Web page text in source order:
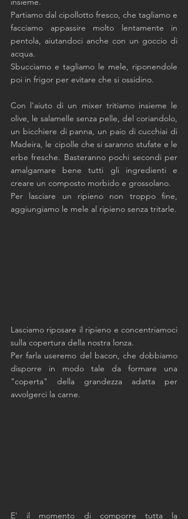
Partiamo dal cipollotto fresco, che tagliamo e
facciamo appassire molto lentamente in
pentola, aiutandoci anche con un goccio di
acqua.
Sbucciamo e tagliamo le mele, riponendole
poi in frigor per evitare che si ossidino.
Con l'aiuto di un mixer tritiamo insieme le
olive, le salamelle senza pelle, del coriandolo,
un bicchiere di panna, un paio di cucchiai di
Madeira, le cipolle che si saranno stufate e le
erbe fresche. Basteranno pochi secondi per
amalgamare bene tutti gli ingredienti e
creare un composto morbido e grossolano.
Per lasciare un ripieno non troppo fine,
Lasciamo riposare il ripieno e concentriamoci
sulla copertura della nostra lonza.
Per farla useremo del bacon, che dobbiamo
disporre in modo tale da formare una
"coperta" della grandezza adatta per
avvolgerci la carne.
E' il momento di comporre tutta la